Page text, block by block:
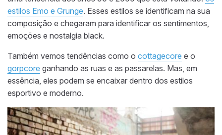
estilos Emo e Grunge. Esses estilos se identificam na sua
composição e chegaram para identificar os sentimentos,
emoções e nostalgia black.
Também vemos tendências como o cottagecore e o
gorpcore ganhando as ruas e as passarelas. Mas, em
essência, eles podem se encaixar dentro dos estilos
esportivo e moderno.